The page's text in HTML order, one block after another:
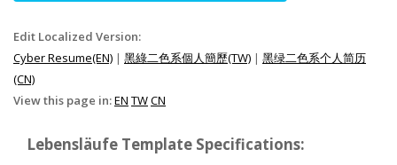
Edit Localized Version:
Cyber Resume(EN) | 黑綠二色系個人簡歷(TW) | 黑绿二色系个人简历
(CN)
View this page in:EN TWCN
Lebensläufe Template Specifications: